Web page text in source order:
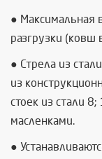
● Максимальная
разгрузки (ковш
● Стрела из
из
стоек из стали
масленками.
●